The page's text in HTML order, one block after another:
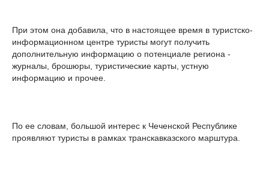
При этом она добавила, что в настоящее время в туристско-
информационном центре туристы могут получить
дополнительную информацию о потенциале региона -
журналы, брошюры, туристические карты, устную
информацию и прочее.
По ее словам, большой интерес к Чеченской Республике
проявляют туристы в рамках транскавказского марштура.